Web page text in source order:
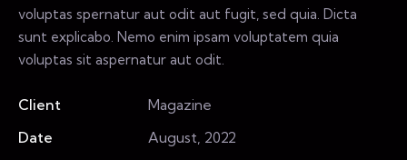
voluptas spernatur aut odit aut fugit, sed quia. Dicta
sunt explicabo. Nemo enim ipsam voluptatem quia
voluptas sit aspernatur aut odit.
Client
Magazine
Date
August, 2022